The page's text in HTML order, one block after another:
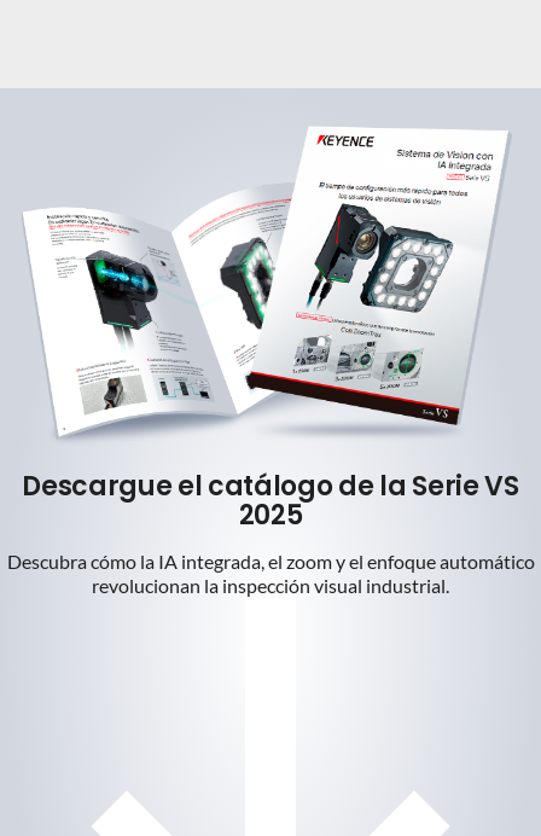
Descargue el catálogo de la Serie VS
2025
Descubra cómo la IA integrada, el zoom y el enfoque automático
revolucionan la inspección visual industrial.